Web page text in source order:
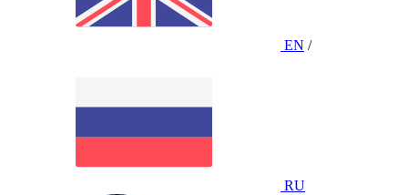
EN /
RU